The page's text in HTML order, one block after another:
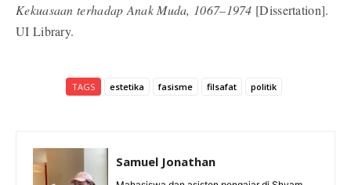
Kekuasaan terhadap Anak Muda, 1067–1974 [Dissertation].
UI Library.
TAGS estetika fasisme filsafat politik
Samuel Jonathan